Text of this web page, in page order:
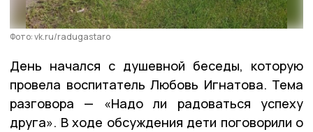
Фото: vk.ru/radugastaro
День начался с душевной беседы, которую
провела воспитатель Любовь Игнатова. Тема
разговора — «Надо ли радоваться успеху
друга». В ходе обсуждения дети поговорили о